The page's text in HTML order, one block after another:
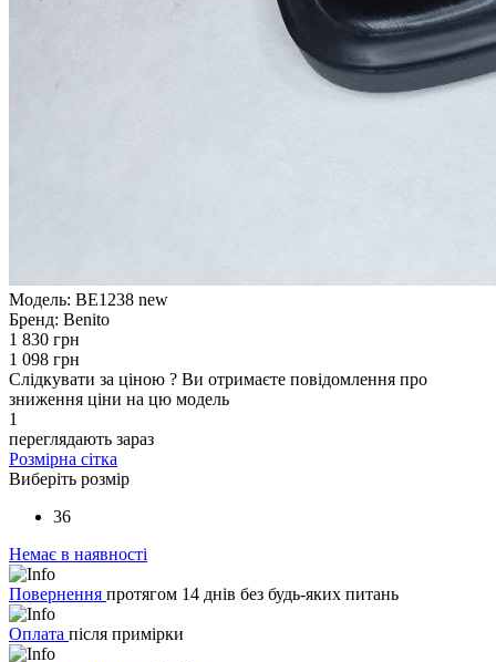
Модель: BE1238 new
Бренд: Benito
1 830 грн
1 098 грн
Слідкувати за ціною ? Ви отримаєте повідомлення про
зниження ціни на цю модель
1
переглядають зараз
Розмірна сітка
Виберіть розмір
36
Немає в наявності
Повернення протягом 14 днів без будь-яких питань
Оплата після примірки